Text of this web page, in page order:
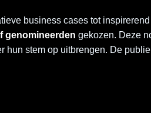
business cases tot
genomineerden gekozen. Deze
hun stem op uitbrengen. De